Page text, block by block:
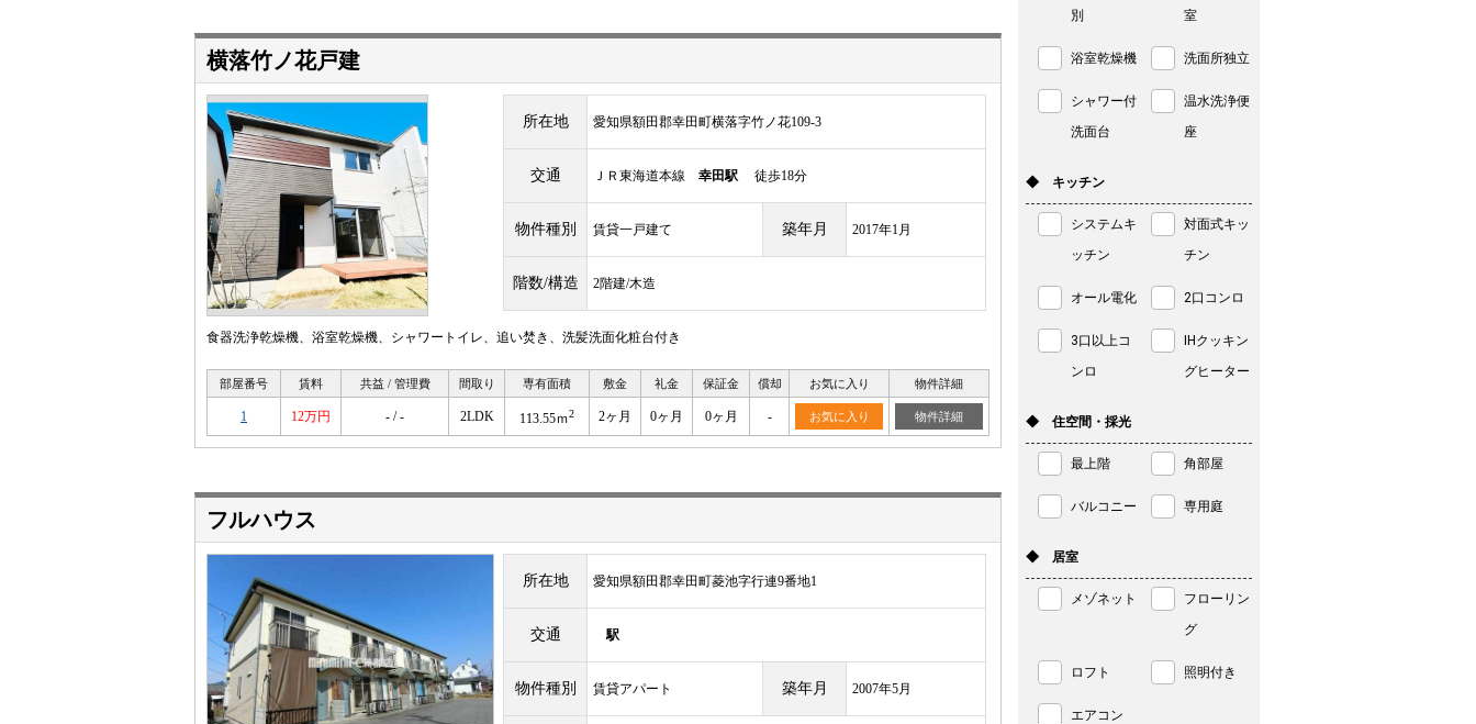
横落竹ノ花戸建
所在地 愛知県額田郡幸田町横落字竹ノ花109-3
交通 ＪＲ東海道本線 幸田駅 徒歩18分
物件種別 賃貸一戸建て 築年月 2017年1月
階数/構造 2階建/木造
食器洗浄乾燥機、浴室乾燥機、シャワートイレ、追い焚き、洗髪洗面化粧台付き
部屋番号 賃料 共益 / 管理費 間取り 専有面積 敷金 礼金 保証金 償却 お気に入り 物件詳細
1 12万円 - / - 2LDK 113.55ｍ2 2ヶ月 0ヶ月 0ヶ月 - お気に入り 物件詳細
フルハウス
所在地 愛知県額田郡幸田町菱池字行連9番地1
交通 駅
物件種別 賃貸アパート 築年月 2007年5月
別
室
浴室乾燥機 洗面所独立
シャワー付
洗面台
温水洗浄便
座
◆ キッチン
システムキ
ッチン
対面式キッ
チン
オール電化 2口コンロ
3口以上コ
ンロ
IHクッキン
グヒーター
◆ 住空間・採光
最上階 角部屋
バルコニー 専用庭
◆ 居室
メゾネット
フローリン
グ
ロフト 照明付き
エアコン